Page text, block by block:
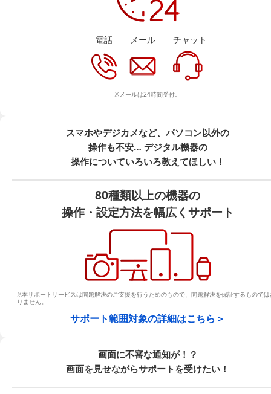
電話 メール チャット
※メールは24時間受付。
スマホやデジカメなど、パソコン以外の
操作も不安… デジタル機器の
操作についていろいろ教えてほしい！
80種類以上の機器の
操作・設定方法を幅広くサポート
※本サポートサービスは問題解決のご支援を行うためのもので、問題解決を保証するものでは
りません。
サポート範囲対象の詳細はこちら＞
画面に不審な通知が！？
画面を見せながらサポートを受けたい！